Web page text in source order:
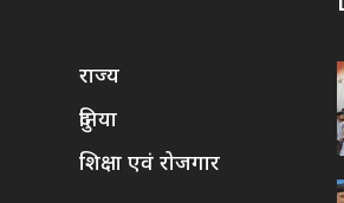
राज्य
दुनिया
शिक्षा एवं रोजगार